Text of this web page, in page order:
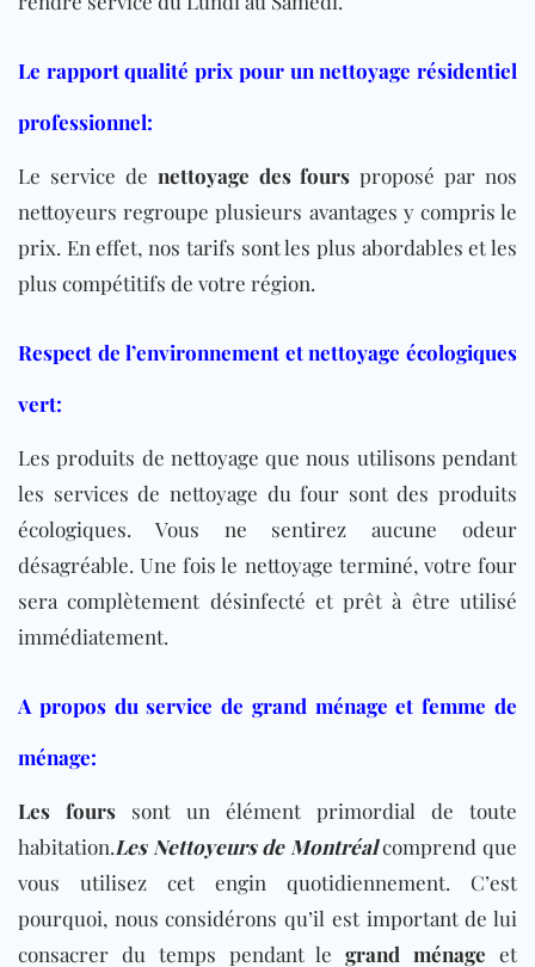
Le rapport qualité prix pour un nettoyage résidentiel
professionnel:
Le service de nettoyage des fours proposé par nos
nettoyeurs regroupe plusieurs avantages y compris le
prix. En effet, nos tarifs sont les plus abordables et les
plus compétitifs de votre région.
Respect de l’environnement et nettoyage écologiques
vert:
Les produits de nettoyage que nous utilisons pendant
les services de nettoyage du four sont des produits
écologiques. Vous ne sentirez aucune odeur
désagréable. Une fois le nettoyage terminé, votre four
sera complètement désinfecté et prêt à être utilisé
immédiatement.
A propos du service de grand ménage et femme de
ménage:
Les fours sont un élément primordial de toute
habitation.Les Nettoyeurs de Montréalcomprend que
vous utilisez cet engin quotidiennement. C’est
pourquoi, nous considérons qu’il est important de lui
consacrer du temps pendant legrand ménage et